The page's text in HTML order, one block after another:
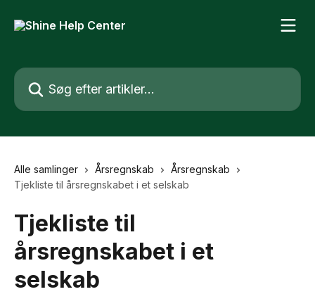
Søg efter artikler...
Alle samlinger Årsregnskab
Årsregnskab
Tjekliste til årsregnskabet i et selskab
Tjekliste til
årsregnskabet i et
selskab